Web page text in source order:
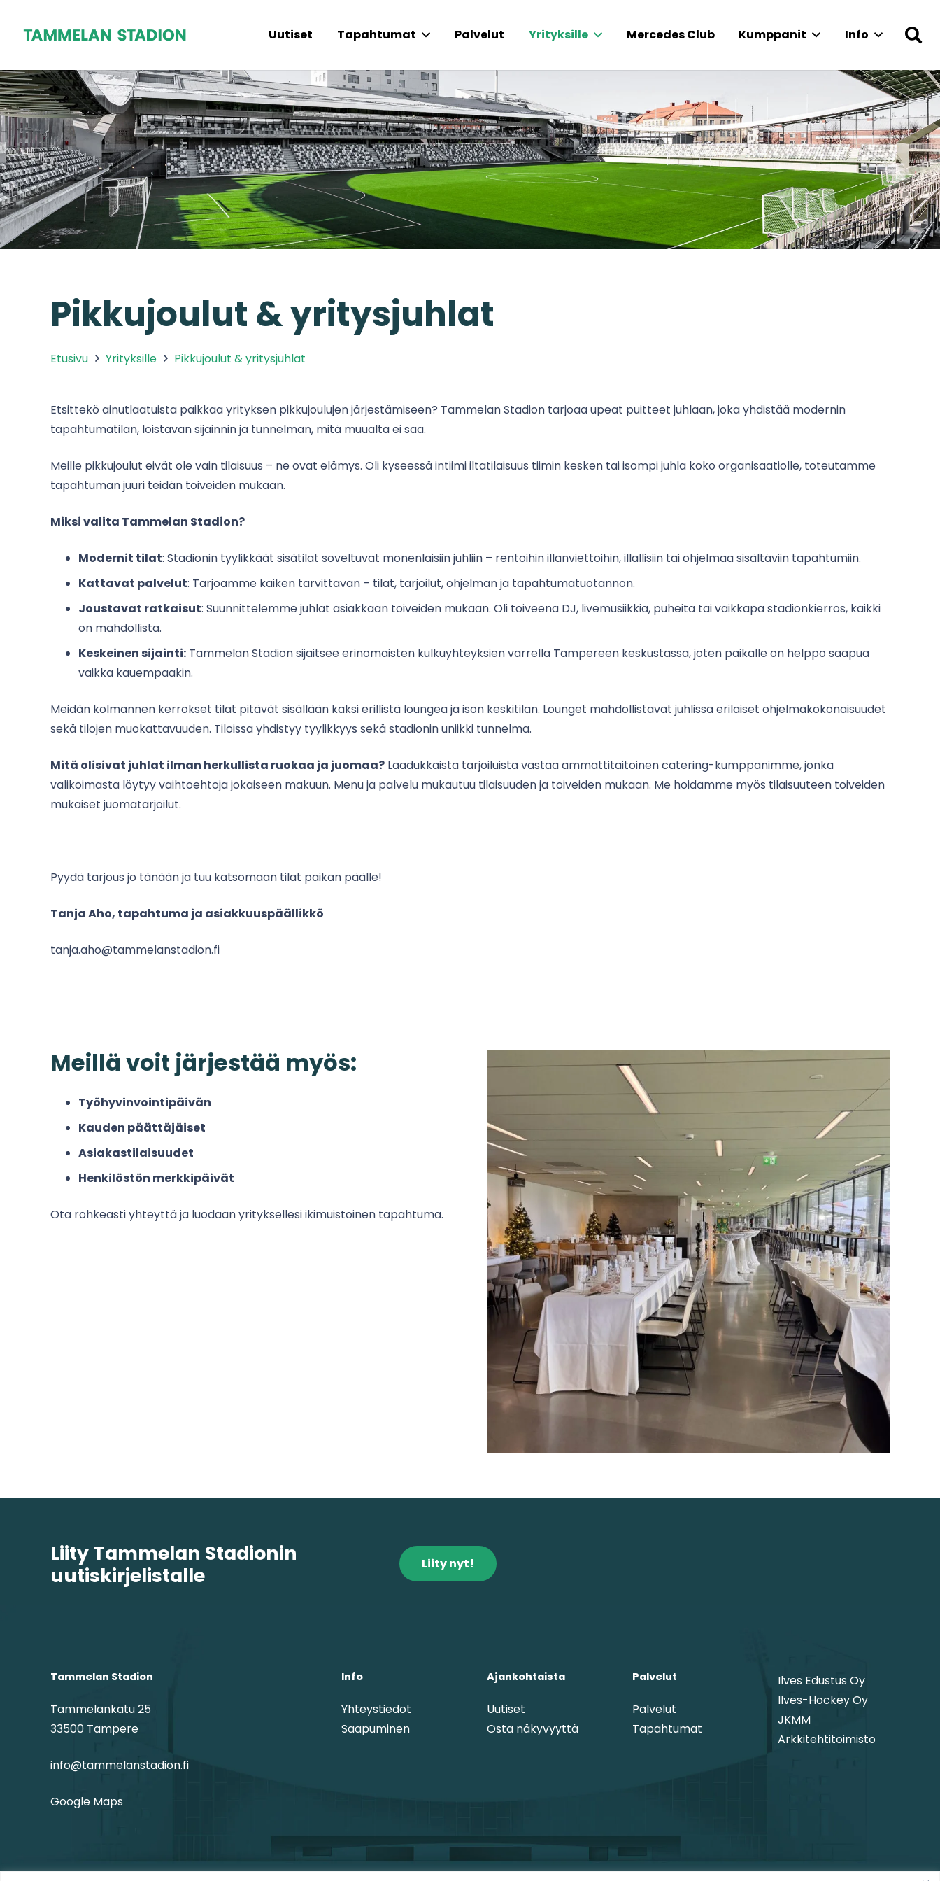
Uutiset Tapahtumat Palvelut Yrityksille Mercedes Club Kumppanit Info
Pikkujoulut & yritysjuhlat
Etusivu Yrityksille Pikkujoulut & yritysjuhlat
Etsittekö ainutlaatuista paikkaa yrityksen pikkujoulujen järjestämiseen? Tammelan Stadion tarjoaa upeat puitteet juhlaan, joka yhdistää modernin
tapahtumatilan, loistavan sijainnin ja tunnelman, mitä muualta ei saa.
Meille pikkujoulut eivät ole vain tilaisuus – ne ovat elämys. Oli kyseessä intiimi iltatilaisuus tiimin kesken tai isompi juhla koko organisaatiolle, toteutamme
tapahtuman juuri teidän toiveiden mukaan.
Miksi valita Tammelan Stadion?
Modernit tilat: Stadionin tyylikkäät sisätilat soveltuvat monenlaisiin juhliin – rentoihin illanviettoihin, illallisiin tai ohjelmaa sisältäviin tapahtumiin.
Kattavat palvelut: Tarjoamme kaiken tarvittavan – tilat, tarjoilut, ohjelman ja tapahtumatuotannon.
Joustavat ratkaisut: Suunnittelemme juhlat asiakkaan toiveiden mukaan. Oli toiveena DJ, livemusiikkia, puheita tai vaikkapa stadionkierros, kaikki
on mahdollista.
Keskeinen sijainti: Tammelan Stadion sijaitsee erinomaisten kulkuyhteyksien varrella Tampereen keskustassa, joten paikalle on helppo saapua
vaikka kauempaakin.
Meidän kolmannen kerrokset tilat pitävät sisällään kaksi erillistä loungea ja ison keskitilan. Lounget mahdollistavat juhlissa erilaiset ohjelmakokonaisuudet
sekä tilojen muokattavuuden. Tiloissa yhdistyy tyylikkyys sekä stadionin uniikki tunnelma.
Mitä olisivat juhlat ilman herkullista ruokaa ja juomaa? Laadukkaista tarjoiluista vastaa ammattitaitoinen catering-kumppanimme, jonka
valikoimasta löytyy vaihtoehtoja jokaiseen makuun. Menu ja palvelu mukautuu tilaisuuden ja toiveiden mukaan. Me hoidamme myös tilaisuuteen toiveiden
mukaiset juomatarjoilut.
Pyydä tarjous jo tänään ja tuu katsomaan tilat paikan päälle!
Tanja Aho, tapahtuma ja asiakkuuspäällikkö
tanja.aho@tammelanstadion.fi
Meillä voit järjestää myös:
Työhyvinvointipäivän
Kauden päättäjäiset
Asiakastilaisuudet
Henkilöstön merkkipäivät
Ota rohkeasti yhteyttä ja luodaan yrityksellesi ikimuistoinen tapahtuma.
Liity Tammelan Stadionin
uutiskirjelistalle
Liity nyt!
Tammelan Stadion
Tammelankatu 25
33500 Tampere
info@tammelanstadion.fi
Google Maps
Info
Yhteystiedot
Saapuminen
Ajankohtaista
Uutiset
Osta näkyvyyttä
Palvelut
Palvelut
Tapahtumat
Ilves Edustus Oy
Ilves-Hockey Oy
JKMM
Arkkitehtitoimisto